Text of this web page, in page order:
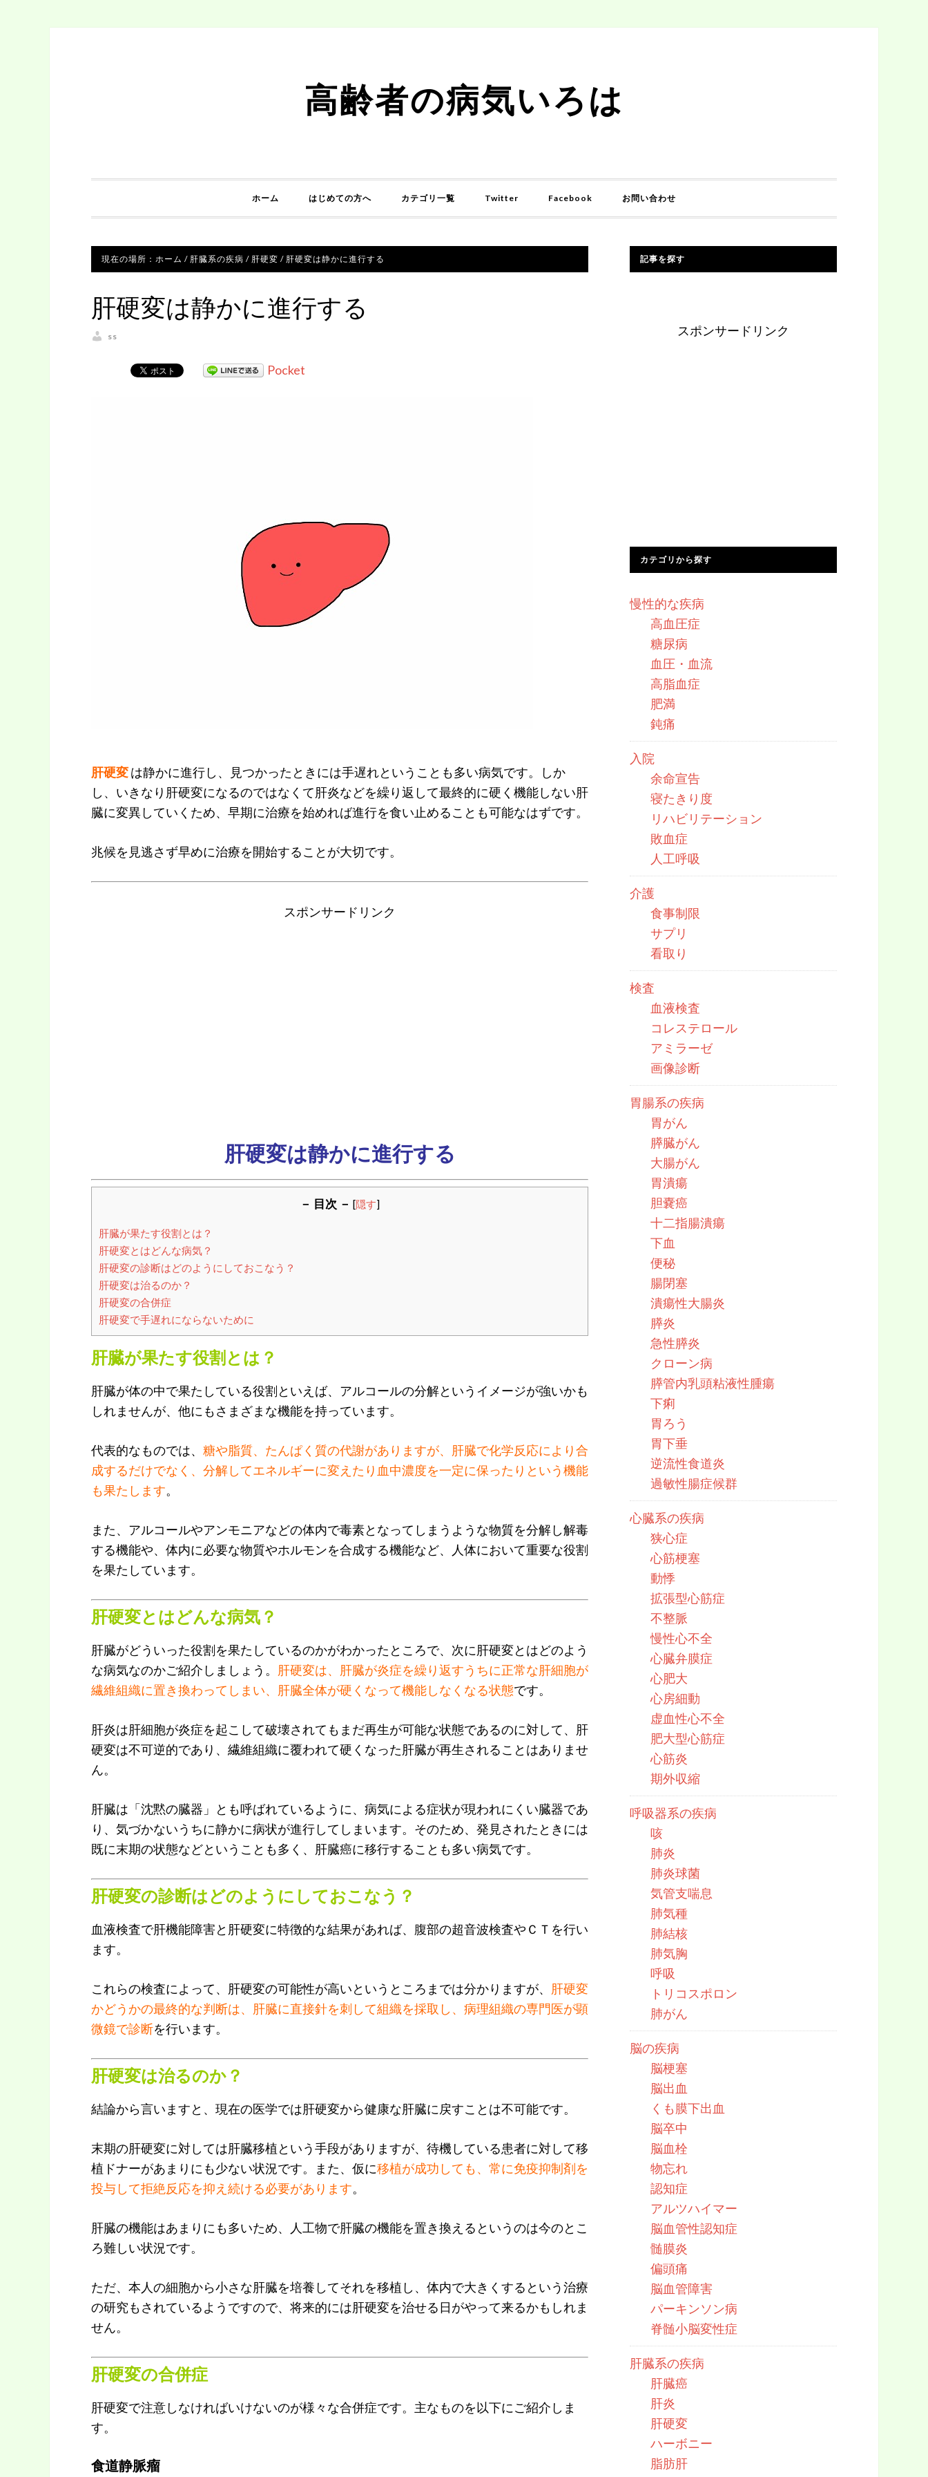
高齢者の病気いろは
ホーム はじめての方へ カテゴリ一覧 Twitter Facebook お問い合わせ
現在の場所： ホーム / 肝臓系の疾病 / 肝硬変 / 肝硬変は静かに進行する
肝硬変は静かに進行する
ss
Pocket
肝硬変は静かに進行し、見つかったときには手遅れということも多い病気です。しか
し、いきなり肝硬変になるのではなくて肝炎などを繰り返して最終的に硬く機能しない肝
臓に変異していくため、早期に治療を始めれば進行を食い止めることも可能なはずです。
兆候を見逃さず早めに治療を開始することが大切です。
スポンサードリンク
肝硬変は静かに進行する
－ 目次 － [隠す]
肝臓が果たす役割とは？
肝硬変とはどんな病気？
肝硬変の診断はどのようにしておこなう？
肝硬変は治るのか？
肝硬変の合併症
肝硬変で手遅れにならないために
肝臓が果たす役割とは？
肝臓が体の中で果たしている役割といえば、アルコールの分解というイメージが強いかも
しれませんが、他にもさまざまな機能を持っています。
代表的なものでは、 糖や脂質、たんぱく質の代謝がありますが、肝臓で化学反応により合
成するだけでなく、分解してエネルギーに変えたり血中濃度を一定に保ったりという機能
も果たします。
また、アルコールやアンモニアなどの体内で毒素となってしまうような物質を分解し解毒
する機能や、体内に必要な物質やホルモンを合成する機能など、人体において重要な役割
を果たしています。
肝硬変とはどんな病気？
肝臓がどういった役割を果たしているのかがわかったところで、次に肝硬変とはどのよう
な病気なのかご紹介しましょう。 肝硬変は、肝臓が炎症を繰り返すうちに正常な肝細胞が
繊維組織に置き換わってしまい、肝臓全体が硬くなって機能しなくなる状態です。
肝炎は肝細胞が炎症を起こして破壊されてもまだ再生が可能な状態であるのに対して、肝
硬変は不可逆的であり、繊維組織に覆われて硬くなった肝臓が再生されることはありませ
ん。
肝臓は「沈黙の臓器」とも呼ばれているように、病気による症状が現われにくい臓器であ
り、気づかないうちに静かに病状が進行してしまいます。そのため、発見されたときには
既に末期の状態などということも多く、肝臓癌に移行することも多い病気です。
肝硬変の診断はどのようにしておこなう？
血液検査で肝機能障害と肝硬変に特徴的な結果があれば、腹部の超音波検査やＣＴを行い
ます。
これらの検査によって、肝硬変の可能性が高いというところまでは分かりますが、 肝硬変
かどうかの最終的な判断は、肝臓に直接針を刺して組織を採取し、病理組織の専門医が顕
微鏡で診断を行います。
肝硬変は治るのか？
結論から言いますと、現在の医学では肝硬変から健康な肝臓に戻すことは不可能です。
末期の肝硬変に対しては肝臓移植という手段がありますが、待機している患者に対して移
植ドナーがあまりにも少ない状況です。また、仮に移植が成功しても、常に免疫抑制剤を
投与して拒絶反応を抑え続ける必要があります。
肝臓の機能はあまりにも多いため、人工物で肝臓の機能を置き換えるというのは今のとこ
ろ難しい状況です。
ただ、本人の細胞から小さな肝臓を培養してそれを移植し、体内で大きくするという治療
の研究もされているようですので、将来的には肝硬変を治せる日がやって来るかもしれま
せん。
肝硬変の合併症
肝硬変で注意しなければいけないのが様々な合併症です。主なものを以下にご紹介しま
す。
食道静脈瘤
記事を探す
スポンサードリンク
カテゴリから探す
慢性的な疾病
高血圧症
糖尿病
血圧・血流
高脂血症
肥満
鈍痛
入院
余命宣告
寝たきり度
リハビリテーション
敗血症
人工呼吸
介護
食事制限
サプリ
看取り
検査
血液検査
コレステロール
アミラーゼ
画像診断
胃腸系の疾病
胃がん
膵臓がん
大腸がん
胃潰瘍
胆嚢癌
十二指腸潰瘍
下血
便秘
腸閉塞
潰瘍性大腸炎
膵炎
急性膵炎
クローン病
膵管内乳頭粘液性腫瘍
下痢
胃ろう
胃下垂
逆流性食道炎
過敏性腸症候群
心臓系の疾病
狭心症
心筋梗塞
動悸
拡張型心筋症
不整脈
慢性心不全
心臓弁膜症
心肥大
心房細動
虚血性心不全
肥大型心筋症
心筋炎
期外収縮
呼吸器系の疾病
咳
肺炎
肺炎球菌
気管支喘息
肺気種
肺結核
肺気胸
呼吸
トリコスポロン
肺がん
脳の疾病
脳梗塞
脳出血
くも膜下出血
脳卒中
脳血栓
物忘れ
認知症
アルツハイマー
脳血管性認知症
髄膜炎
偏頭痛
脳血管障害
パーキンソン病
脊髄小脳変性症
肝臓系の疾病
肝臓癌
肝炎
肝硬変
ハーボニー
脂肪肝